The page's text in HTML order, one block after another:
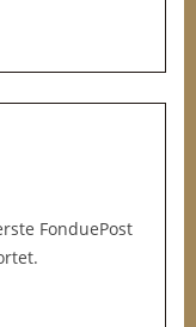
FonduePost